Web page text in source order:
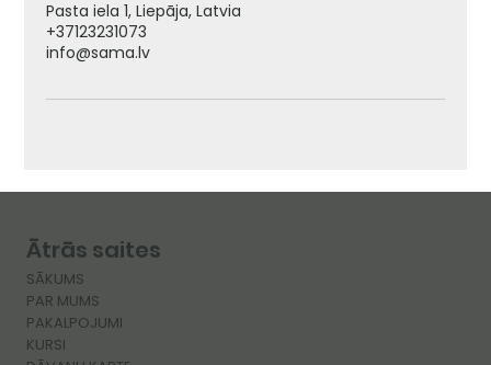
Pasta iela 1, Liepāja, Latvia
+37123231073
info@sama.lv
Ātrās saites
SĀKUMS
PAR MUMS
PAKALPOJUMI
KURSI